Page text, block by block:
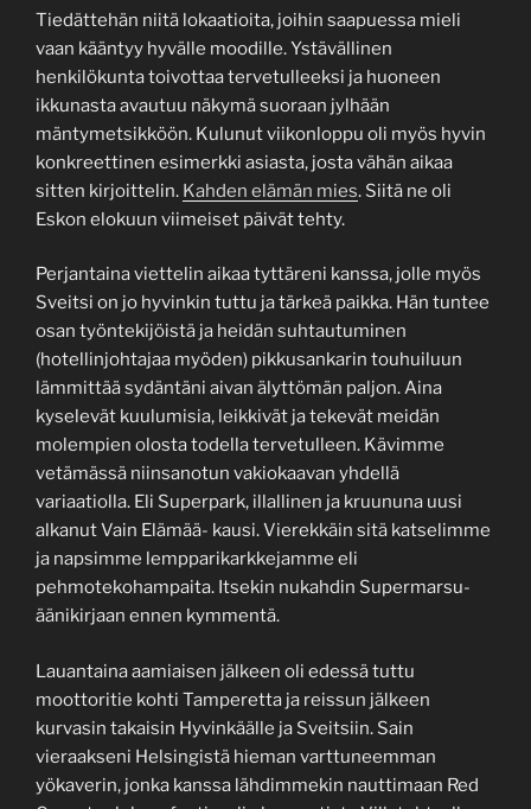
Tiedättehän niitä lokaatioita, joihin saapuessa mieli
vaan kääntyy hyvälle moodille. Ystävällinen
henkilökunta toivottaa tervetulleeksi ja huoneen
ikkunasta avautuu näkymä suoraan jylhään
mäntymetsikköön. Kulunut viikonloppu oli myös hyvin
konkreettinen esimerkki asiasta, josta vähän aikaa
sitten kirjoittelin. Kahden elämän mies. Siitä ne oli
Eskon elokuun viimeiset päivät tehty.
Perjantaina viettelin aikaa tyttäreni kanssa, jolle myös
Sveitsi on jo hyvinkin tuttu ja tärkeä paikka. Hän tuntee
osan työntekijöistä ja heidän suhtautuminen
(hotellinjohtajaa myöden) pikkusankarin touhuiluun
lämmittää sydäntäni aivan älyttömän paljon. Aina
kyselevät kuulumisia, leikkivät ja tekevät meidän
molempien olosta todella tervetulleen. Kävimme
vetämässä niinsanotun vakiokaavan yhdellä
variaatiolla. Eli Superpark, illallinen ja kruununa uusi
alkanut Vain Elämää- kausi. Vierekkäin sitä katselimme
ja napsimme lempparikarkkejamme eli
pehmotekohampaita. Itsekin nukahdin Supermarsu-
äänikirjaan ennen kymmentä.
Lauantaina aamiaisen jälkeen oli edessä tuttu
moottoritie kohti Tamperetta ja reissun jälkeen
kurvasin takaisin Hyvinkäälle ja Sveitsiin. Sain
vieraakseni Helsingistä hieman varttuneemman
yökaverin, jonka kanssa lähdimmekin nauttimaan Red